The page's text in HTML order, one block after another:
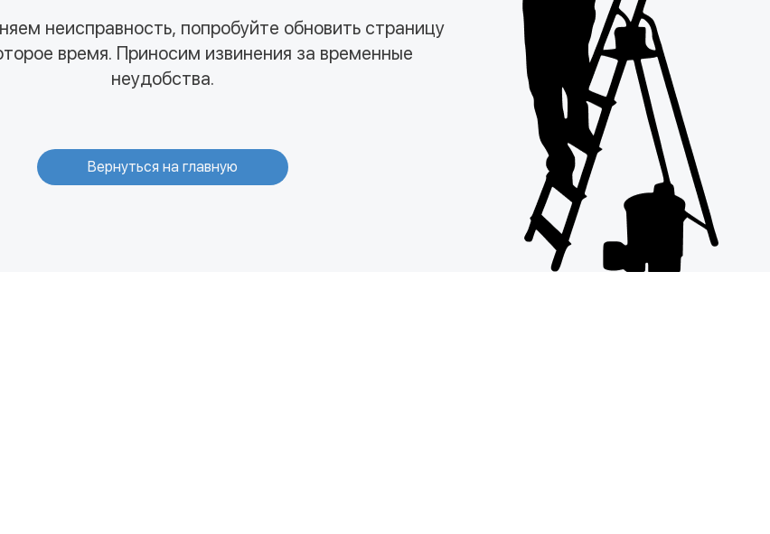
неисправность, попробуйте обновить страницу
время. Приносим извинения за временные
неудобства.
Вернуться на главную